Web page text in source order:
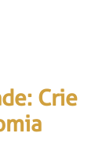
Crie